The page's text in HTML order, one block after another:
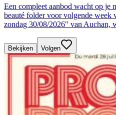
Een compleet aanbod wacht op je
beauté folder voor volgende week
zondag 30/08/2026" van Auchan,
Bekijken Volgen